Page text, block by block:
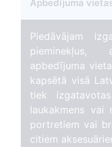
Apbedījuma
Piedāvājam
apbedījuma
kapsētā visā
tiek
laukakmens vai
portretiem vai
citiem